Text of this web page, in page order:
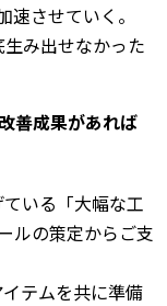
させていく。
み出せなかった
善成果があれば
いる「大幅な工
ルの策定からご支
テムを共に準備